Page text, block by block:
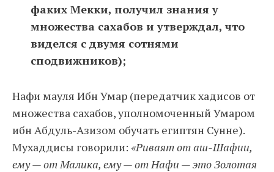
факих Мекки, получил знания у
множества сахабов и утверждал, что
виделся с двумя сотнями
сподвижников);
Нафи мауля Ибн Умар (передатчик хадисов от
множества сахабов, уполномоченный Умаром
ибн Абдуль-Азизом обучать египтян Сунне).
Мухаддисы говорили: «Риваят от аш-Шафии,
ему — от Малика, ему — от Нафи — это Золотая